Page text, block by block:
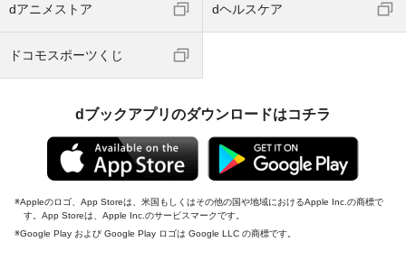
dアニメストア dヘルスケア
ドコモスポーツくじ
dブックアプリのダウンロードはコチラ
Appleのロゴ、App Storeは、米国もしくはその他の国や地域におけるApple Inc.の商標で
す。App Storeは、Apple Inc.のサービスマークです。
Google Play および Google Play ロゴは Google LLC の商標です。